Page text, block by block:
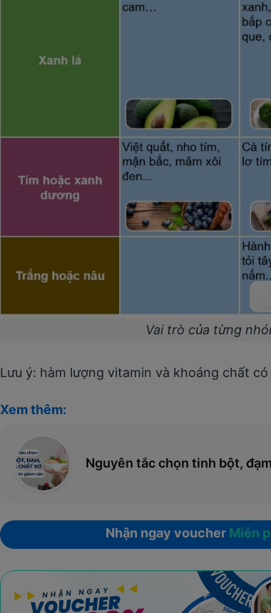
Vai trò của từng
Lưu ý: hàm lượng vitamin và khoáng chất
Xem thêm:
Nguyên tắc chọn tinh bột,
Nhận ngay voucher Miễn